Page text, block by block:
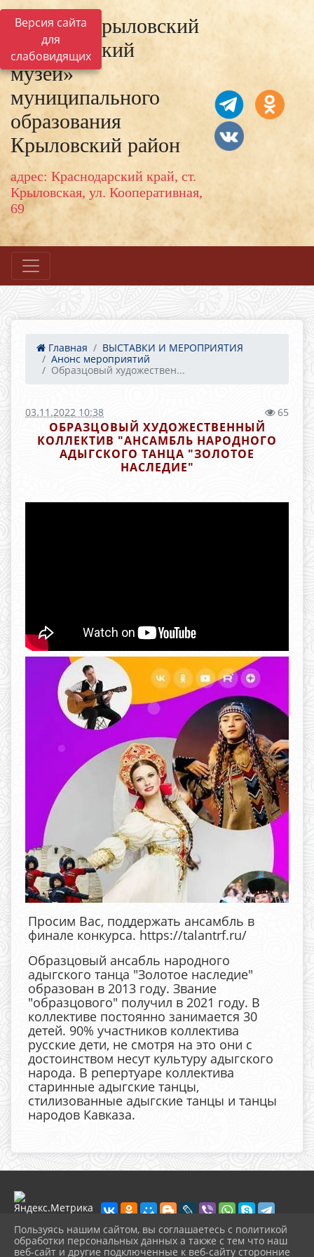
Версия сайта
для
слабовидящих
МКУК «Крыловский
исторический
музей»
муниципального
образования
Крыловский район
адрес: Краснодарский край, ст.
Крыловская, ул. Кооперативная,
69
Главная
ВЫСТАВКИ И МЕРОПРИЯТИЯ
Анонс мероприятий
Образцовый художествен...
03.11.2022 10:38 65
ОБРАЗЦОВЫЙ ХУДОЖЕСТВЕННЫЙ
КОЛЛЕКТИВ "АНСАМБЛЬ НАРОДНОГО
АДЫГСКОГО ТАНЦА "ЗОЛОТОЕ
НАСЛЕДИЕ"
Просим Вас, поддержать ансамбль в
финале конкурса. https://talantrf.ru/
Образцовый ансабль народного
адыгского танца "Золотое наследие"
образован в 2013 году. Звание
"образцового" получил в 2021 году. В
коллективе постоянно занимается 30
детей. 90% участников коллектива
русские дети, не смотря на это они с
достоинством несут культуру адыгского
народа. В репертуаре коллектива
старинные адыгские танцы,
стилизованные адыгские танцы и танцы
народов Кавказа.
Пользуясь нашим сайтом, вы соглашаетесь с политикой
обработки персональных данных а также с тем что наш
веб-сайт и другие подключенные к веб-сайту сторонние